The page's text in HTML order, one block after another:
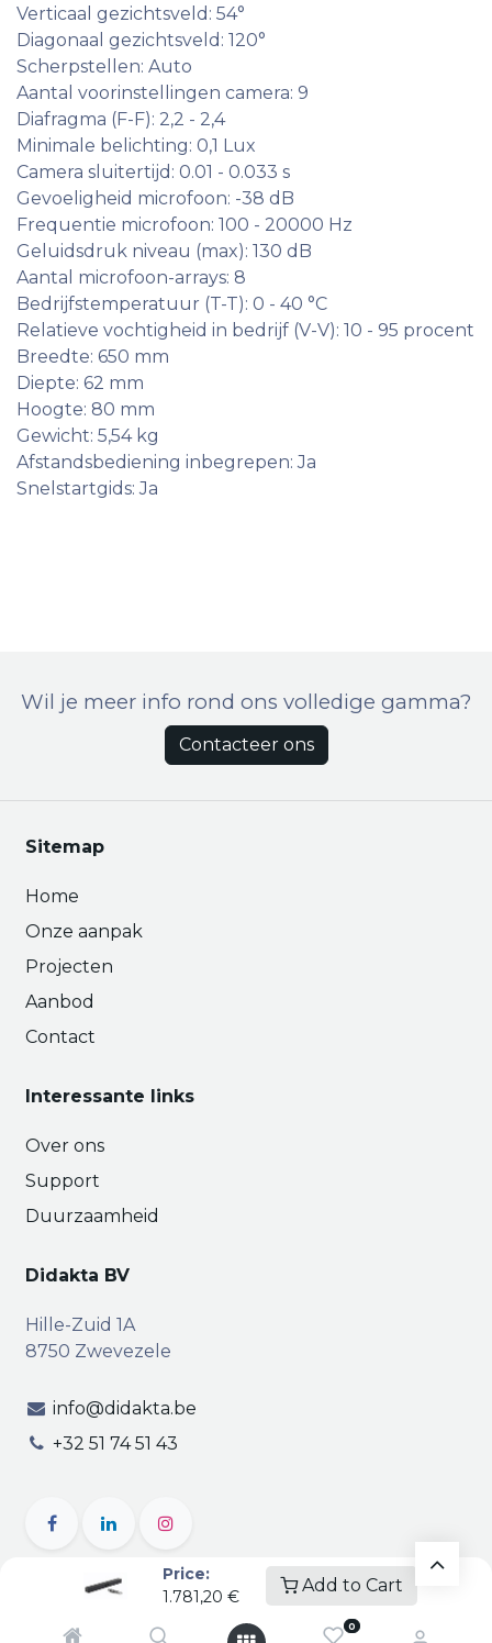
Price:
1.781,20 €
Add to Cart
0
Verticaal gezichtsveld: 54°
Diagonaal gezichtsveld: 120°
Scherpstellen: Auto
Aantal voorinstellingen camera: 9
Diafragma (F-F): 2,2 - 2,4
Minimale belichting: 0,1 Lux
Camera sluitertijd: 0.01 - 0.033 s
Gevoeligheid microfoon: -38 dB
Frequentie microfoon: 100 - 20000 Hz
Geluidsdruk niveau (max): 130 dB
Aantal microfoon-arrays: 8
Bedrijfstemperatuur (T-T): 0 - 40 °C
Relatieve vochtigheid in bedrijf (V-V): 10 - 95 procent
Breedte: 650 mm
Diepte: 62 mm
Hoogte: 80 mm
Gewicht: 5,54 kg
Afstandsbediening inbegrepen: Ja
Snelstartgids: Ja
Wil je meer info rond ons volledige gamma?
Contacteer ons
Sitemap
Home
Onze aanpak
Projecten
Aanbod
Contact
Interessante links
Over ons
Support
Duurzaamheid
Didakta BV
Hille-Zuid 1A
8750 Zwevezele
info@didakta.be
+32 51 74 51 43
Vertrouwelijkheid